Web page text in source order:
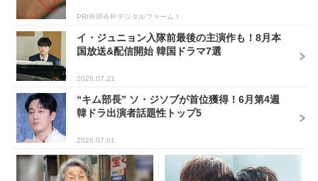
PR(合同会社デジタルファーム )
イ・ジュニョン入隊前最後の主演作も！8月本
国放送&配信開始 韓国ドラマ7選
2026.07.21
“キム部長” ソ・ジソブが首位獲得！6月第4週
韓ドラ出演者話題性トップ5
2026.07.01